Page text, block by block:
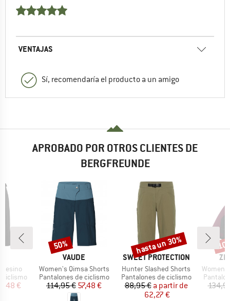
VENTAJAS
Sí, recomendaría el producto a un amigo
APROBADO POR OTROS CLIENTES DE
BERGFREUNDE
ciclismo
reducido
€
MARCA
VAUDE
Artículo
Women's Qimsa Shorts
Product group
Pantalones de ciclismo
Precio
114,95 €Precio reducido
57,48 €
Descuento
50%
MARCA
SWEET PROTECTION
Artículo
Hunter Slashed Shorts
Product group
Pantalones de ciclismo
Precio
88,95 € Precio reducido
a partir de
62,27 €
Descuento
hasta un 30%
Artículo
Product